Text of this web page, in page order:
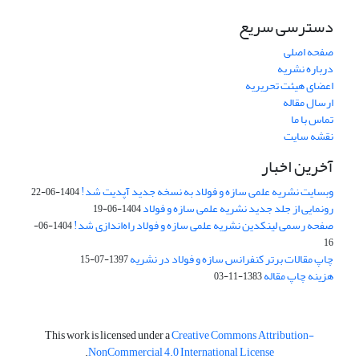
دسترسی سریع
صفحه اصلی
درباره نشریه
اعضای هیئت تحریریه
ارسال مقاله
تماس با ما
نقشه سایت
آخرین اخبار
وبسایت نشریه علمی سازه و فولاد به نسخه جدید آپدیت شد!1404-06-22
رونمایی از جلد جدید نشریه علمی سازه و فولاد1404-06-19
صفحه رسمی لینکدین نشریه علمی سازه و فولاد راه‌اندازی شد!
1404-06-
16
چاپ مقالات برتر کنفرانس سازه و فولاد در نشریه1397-07-15
هزینه چاپ مقاله1383-11-03
This work is licensed under aCreative Commons Attribution-
NonCommercial 4.0 International License
.